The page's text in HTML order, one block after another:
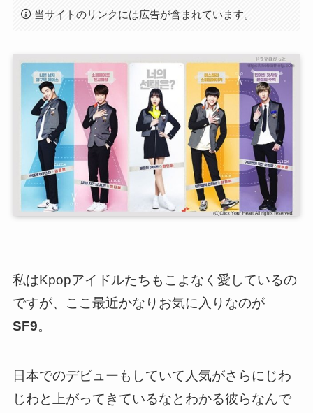
当サイトのリンクには広告が含まれています。
私はKpopアイドルたちもこよなく愛しているの
ですが、 ここ最近かなりお気に入りなのが
SF9。
日本でのデビューもしていて人気がさらにじわ
じわと上がってきているなとわかる彼らなんで